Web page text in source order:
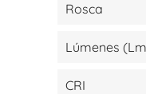
Rosca
Lúmenes
CRI